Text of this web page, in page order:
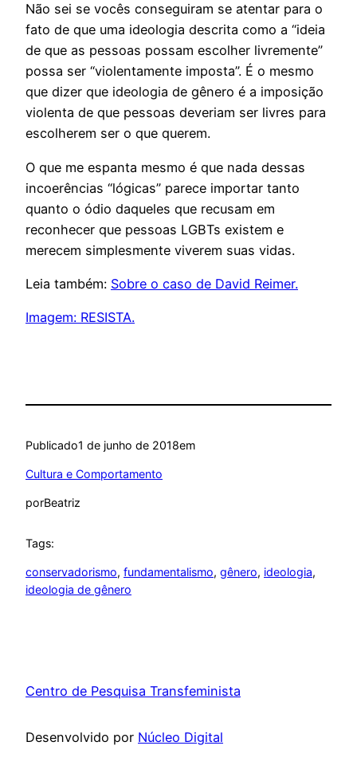
Não sei se vocês conseguiram se atentar para o
fato de que uma ideologia descrita como a “ideia
de que as pessoas possam escolher livremente”
possa ser “violentamente imposta”. É o mesmo
que dizer que ideologia de gênero é a imposição
violenta de que pessoas deveriam ser livres para
escolherem ser o que querem.
O que me espanta mesmo é que nada dessas
incoerências “lógicas” parece importar tanto
quanto o ódio daqueles que recusam em
reconhecer que pessoas LGBTs existem e
merecem simplesmente viverem suas vidas.
Leia também: Sobre o caso de David Reimer.
Imagem: RESISTA.
Publicado1 de junho de 2018em
Cultura e Comportamento
porBeatriz
Tags:
conservadorismo, fundamentalismo, gênero, ideologia
ideologia de gênero
Centro de Pesquisa Transfeminista
Desenvolvido por Núcleo Digital